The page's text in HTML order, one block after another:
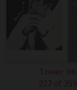
Tower '66
227 of 359